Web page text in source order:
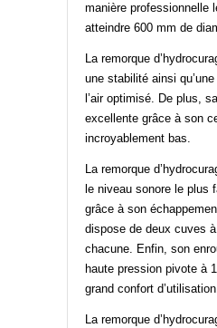
manière professionnelle
atteindre 600 mm de
La remorque
une stabilité ainsi
l’air optimisé. De plus,
excellente grâce à son
incroyablement bas.
La remorque
le niveau sonore le plus
grâce à son
dispose de deux cuves
chacune. Enfin, son
haute pression pivote à
grand confort
La remorque